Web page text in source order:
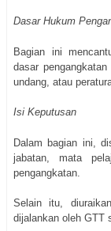
Dasar Hukum
Bagian ini
dasar
undang, atau
Isi Keputusan
Dalam bagian ini,
jabatan, mata
pengangkatan.
Selain itu,
dijalankan oleh GTT